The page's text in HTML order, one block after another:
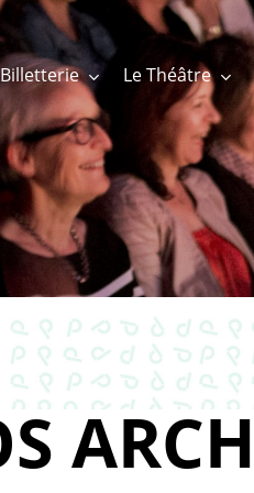
Billetterie Le Théâtre